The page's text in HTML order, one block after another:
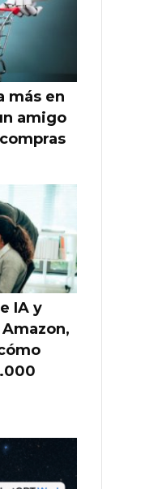
más en
amigo
IA y